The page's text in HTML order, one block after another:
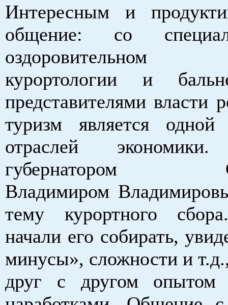
Интересным и
общение: со
оздоровительном
курортологии и
представителями власти
туризм является
отраслей
губернатором
Владимиром
тему курортного
начали его собирать,
минусы», сложности и
друг с другом